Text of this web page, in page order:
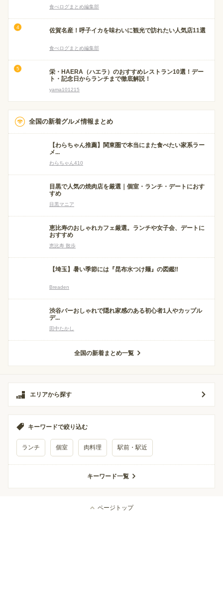
食べログまとめ編集部
佐賀名産！呼子イカを味わいに観光で訪れたい人気店11選
食べログまとめ編集部
栄・HAERA（ハエラ）のおすすめレストラン10選！デー
ト・記念日からランチまで徹底解説！
yama101215
全国の新着グルメ情報まとめ
【わらちゃん推薦】関東圏で本当にまた食べたい家系ラー
メ...
わらちゃん410
目黒で人気の焼肉店を厳選｜個室・ランチ・デートにおす
すめ
目黒マニア
恵比寿のおしゃれカフェ厳選。ランチや女子会、デートに
おすすめ
恵比寿 散歩
【埼玉】暑い季節には『昆布水つけ麺』の図鑑‼
Breaden
渋谷バーおしゃれで隠れ家感のある初心者1人やカップル
デ...
田中たかし
全国の新着まとめ一覧
エリアから探す
キーワードで絞り込む
ランチ 個室 肉料理 駅前・駅近
キーワード一覧
ページトップ